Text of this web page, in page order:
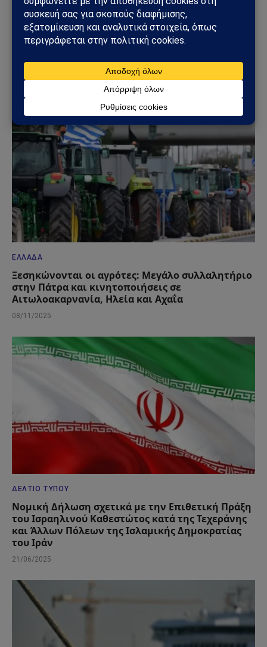
ΔΕΛΤΊΟ ΤΎΠΟΥ
«παγώνουν» τη χώρα λίγο πριν τα Χριστούγεννα
12/12/2025
ΕΛΛΆΔΑ
Ξεσηκώνονται οι αγρότες: Μεγάλο συλλαλητήριο
στην Πάτρα και κινητοποιήσεις σε
Αιτωλοακαρνανία, Ηλεία και Αχαΐα
08/11/2025
ΔΕΛΤΊΟ ΤΎΠΟΥ
Νομική Δήλωση σχετικά με την Επιθετική Πράξη
του Ισραηλινού Καθεστώτος κατά της Τεχεράνης
και Άλλων Πόλεων της Ισλαμικής Δημοκρατίας
του Ιράν
21/06/2025